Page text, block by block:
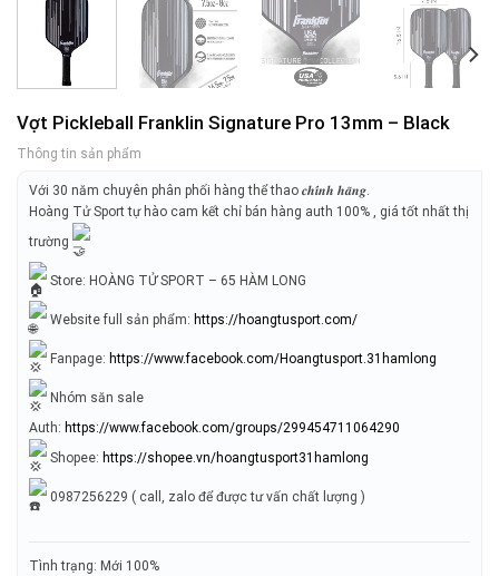
Vợt Pickleball Franklin Signature Pro 13mm – Black
Thông tin sản phẩm
Với 30 năm chuyên phân phối hàng thể thao 𝒄𝒉𝒊́𝒏𝒉 𝒉𝒂̃𝒏𝒈.
Hoàng Tử Sport tự hào cam kết chỉ bán hàng auth 100% , giá tốt nhất thị
trường
Store: HOÀNG TỬ SPORT – 65 HÀM LONG
Website full sản phẩm: https://hoangtusport.com/
Fanpage: https://www.facebook.com/Hoangtusport.31hamlong
Nhóm săn sale
Auth: https://www.facebook.com/groups/299454711064290
Shopee: https://shopee.vn/hoangtusport31hamlong
0987256229 ( call, zalo để được tư vấn chất lượng )
Tình trạng: Mới 100%